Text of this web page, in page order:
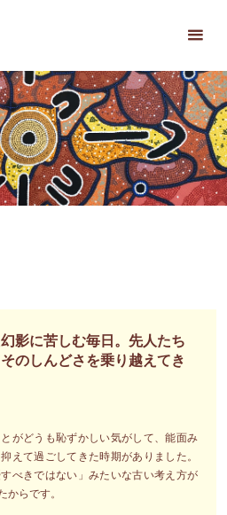
影に苦しむ毎日。先人たち
のしんどさを乗り越えてき
がどうも恥ずかしい気がして、能面み
えて過ごしてきた時期がありました。
べきではない」みたいな古い考え方が
からです。